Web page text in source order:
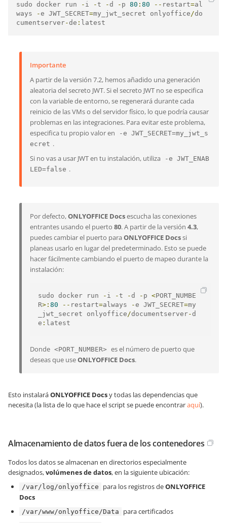
sudo docker run - i -t -d - p 80 : 80 -- restart=al
ways
-e JWT_SECRET=my_jwt_secret onlyoffice/do
cumentserver-de : latest
Importante
A partir de la versión 7.2, hemos añadido una generación
aleatoria del secreto JWT. Si el secreto JWT no se especifica
con la variable de entorno, se regenerará durante cada
reinicio de las VMs o del servidor físico, lo que podría causar
problemas en las integraciones. Para evitar este problema,
especifica tu propio valor en
-e JWT_SECRET=my_jwt_s
ecret .
Si no vas a usar JWT en tu instalación, utiliza
-e JWT_ENAB
LED=false .
Por defecto,ONLYOFFICE Docsescucha las conexiones
entrantes usando el puerto 80. A partir de la versión 4.3,
puedes cambiar el puerto para ONLYOFFICE Docssi
planeas usarlo en lugar del predeterminado. Esto se puede
hacer fácilmente cambiando el puerto de mapeo durante la
instalación:
sudo docker run - i -t -d - p <PORT_NUMBE
R>: 80 -- restart=always -e JWT_SECRET=my
_jwt_secret onlyoffice/documentserver-d
e : latest
Donde <PORT_NUMBER> es el número de puerto que
deseas que useONLYOFFICE Docs.
Esto instalaráONLYOFFICE Docsy todas las dependencias que
necesita (la lista de lo que hace el script se puede encontraraquí).
Almacenamiento de datos fuera de los contenedores
Todos los datos se almacenan en directorios especialmente
designados,volúmenes de datos, en la siguiente ubicación:
/var/log/onlyoffice para los registros deONLYOFFICE
Docs
/var/www/onlyoffice/Data para certificados